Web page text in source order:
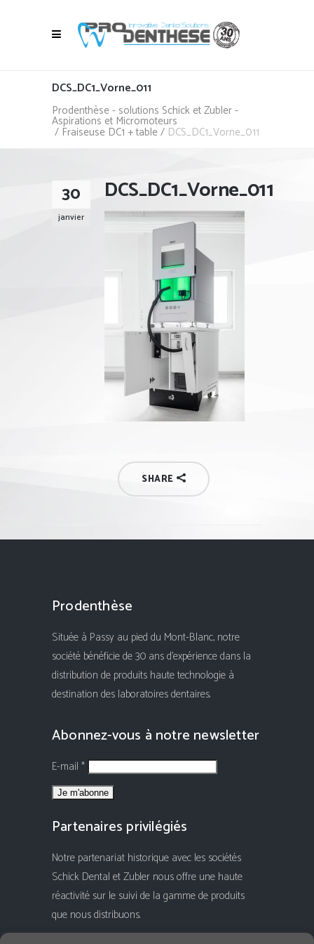
DCS_DC1_Vorne_011
Prodenthèse - solutions Schick et Zubler -
Aspirations et Micromoteurs
/ Fraiseuse DC1 + table/ DCS_DC1_Vorne_011
30
janvier
DCS_DC1_Vorne_011
SHARE
Prodenthèse
Située à Passy au pied du Mont-Blanc, notre
société bénéficie de 30 ans d'expérience dans la
distribution de produits haute technologie à
destination des laboratoires dentaires.
Abonnez-vous à notre newsletter
E-mail *
Partenaires privilégiés
Notre partenariat historique avec les sociétés
Schick Dental et Zubler nous offre une haute
réactivité sur le suivi de la gamme de produits
que nous distribuons.